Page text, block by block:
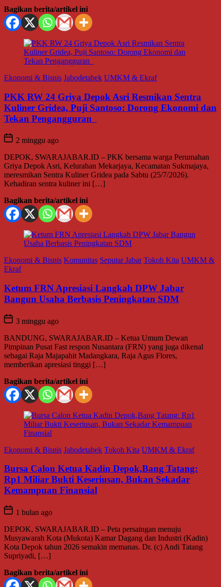
Bagikan berita/artikel ini
Ekonomi & Bisnis Jabodetabek UMKM & Ekraf
PKK RW 24 Griya Depok Asri Resmikan Sentra
Kuliner Gridea, Puji Santoso: Dorong Ekonomi dan
Tekan Pengangguran
2 minggu ago
DEPOK, SWARAJABAR.ID – PKK bersama warga Perumahan
Griya Depok Asri, Kelurahan Mekarjaya, Kecamatan Sukmajaya,
meresmikan Sentra Kuliner Gridea pada Sabtu (25/7/2026).
Kehadiran sentra kuliner ini […]
Bagikan berita/artikel ini
Ekonomi & Bisnis Komunitas Seputar Jabar Tokoh Kita UMKM &
Ekraf
Ketum FRN Apresiasi Langkah DPW Jabar
Bangun Usaha Berbasis Peningkatan SDM
3 minggu ago
BANDUNG, SWARAJABAR.ID – Ketua Umum Dewan
Pimpinan Pusat Fast respon Nusantara (FRN) yang juga dikenal
sebagai Raja Majapahit Madangkara, Raja Agus Flores,
memberikan apresiasi tinggi […]
Bagikan berita/artikel ini
Ekonomi & Bisnis Jabodetabek Tokoh Kita UMKM & Ekraf
Bursa Calon Ketua Kadin Depok,Bang Tatang:
Rp1 Miliar Bukti Keseriusan, Bukan Sekadar
Kemampuan Finansial
1 bulan ago
DEPOK, SWARAJABAR.ID – Peta persaingan menuju
Musyawarah Kota (Mukota) Kamar Dagang dan Industri (Kadin)
Kota Depok tahun 2026 semakin memanas. Dr. (c) Andi Tatang
Supriyadi, […]
Bagikan berita/artikel ini